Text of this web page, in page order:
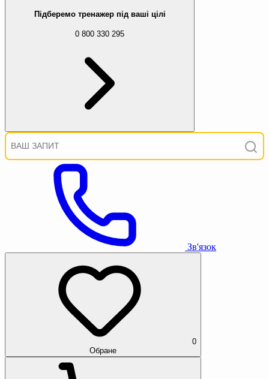
Підберемо тренажер під ваші цілі
0 800 330 295
Зв'язок
0
Обране